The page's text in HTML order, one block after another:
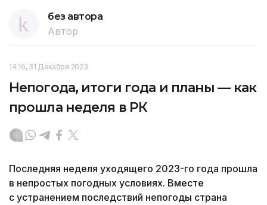
без автора
Автор
14:16, 31 Декабря 2023
Непогода, итоги года и планы — как
прошла неделя в РК
Последняя неделя уходящего 2023-го года прошла
в непростых погодных условиях. Вместе
с устранением последствий непогоды страна